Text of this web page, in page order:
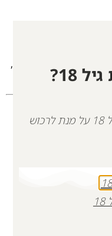
עדינים, גבינות חצי קשות,
18?
על פי חוק, עליך להיות מעל גיל 18 על מנת לרכוש